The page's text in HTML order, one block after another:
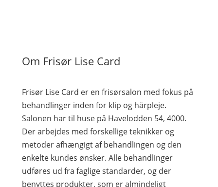
Om Frisør Lise Card
Frisør Lise Card er en frisørsalon med fokus på
behandlinger inden for klip og hårpleje.
Salonen har til huse på Havelodden 54, 4000.
Der arbejdes med forskellige teknikker og
metoder afhængigt af behandlingen og den
enkelte kundes ønsker. Alle behandlinger
udføres ud fra faglige standarder, og der
benyttes produkter, som er almindeligt